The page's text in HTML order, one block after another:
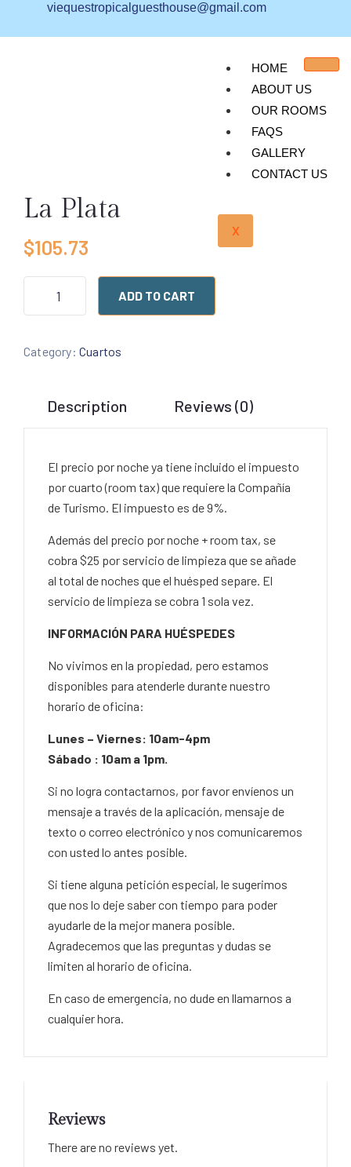
viequestropicalguesthouse@gmail.com
HOME
ABOUT US
OUR ROOMS
FAQS
GALLERY
CONTACT US
X
La Plata
$105.73
ADD TO CART
Category: Cuartos
Description Reviews (0)
El precio por noche ya tiene incluido el impuesto
por cuarto (room tax) que requiere la Compañía
de Turismo. El impuesto es de 9%.
Además del precio por noche + room tax, se
cobra $25 por servicio de limpieza que se añade
al total de noches que el huésped separe. El
servicio de limpieza se cobra 1 sola vez.
INFORMACIÓN PARA HUÉSPEDES
No vivimos en la propiedad, pero estamos
disponibles para atenderle durante nuestro
horario de oficina:
Lunes – Viernes: 10am-4pm
Sábado : 10am a 1pm.
Si no logra contactarnos, por favor envíenos un
mensaje a través de la aplicación, mensaje de
texto o correo electrónico y nos comunicaremos
con usted lo antes posible.
Si tiene alguna petición especial, le sugerimos
que nos lo deje saber con tiempo para poder
ayudarle de la mejor manera posible.
Agradecemos que las preguntas y dudas se
limiten al horario de oficina.
En caso de emergencia, no dude en llamarnos a
cualquier hora.
Reviews
There are no reviews yet.